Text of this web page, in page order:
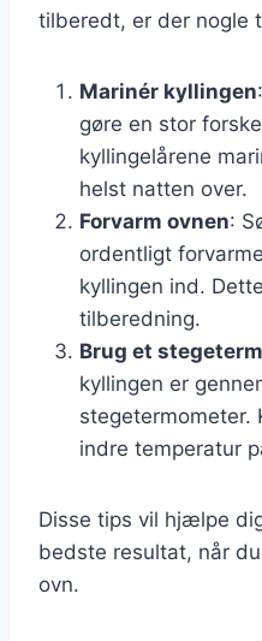
tilberedt, er der nogle
Marinér kyllingen
gøre en stor
kyllingelårene
helst natten over.
Forvarm ovnen:
ordentligt
kyllingen ind.
tilberedning.
Brug et
kyllingen er
stegetermometer.
indre temperatur
Disse tips vil hjælpe
bedste resultat, når
ovn.